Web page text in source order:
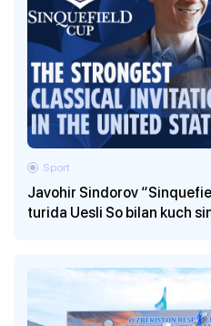
Javohir Sindorov
turida Uesli So bilan kuch
Sport